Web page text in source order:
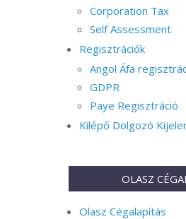
Corporation Tax
Self Assessment
Regisztrációk
Angol Áfa
GDPR
Paye Regisztráció
Kilépő Dolgozó
OLASZ
Olasz Cégalapítás